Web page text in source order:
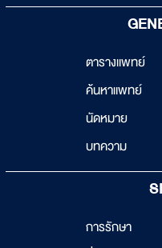
ตารางแพทย์
ค้นหาแพทย์
นัดหมาย
บทความ
การรักษา